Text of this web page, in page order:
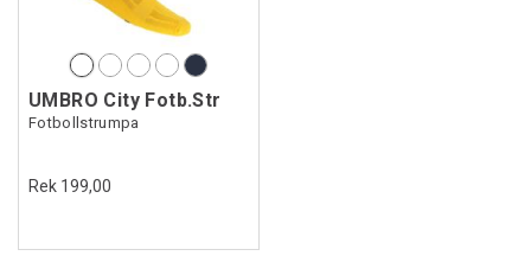
UMBRO City Fotb.Str
Fotbollstrumpa
Rek 199,00